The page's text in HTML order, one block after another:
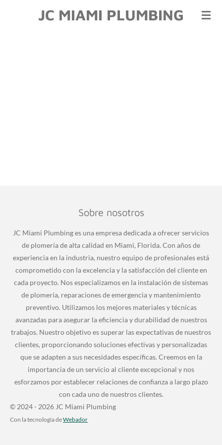
JC MIAMI PLUMBING
Sobre nosotros
JC Miami Plumbing es una empresa dedicada a ofrecer servicios
de plomería de alta calidad en Miami, Florida. Con años de
experiencia en la industria, nuestro equipo de profesionales está
comprometido con la excelencia y la satisfacción del cliente en
cada proyecto. Nos especializamos en la instalación de sistemas
de plomería, reparaciones de emergencia y mantenimiento
preventivo. Utilizamos los mejores materiales y técnicas
avanzadas para asegurar la eficiencia y durabilidad de nuestros
trabajos. Nuestro objetivo es superar las expectativas de nuestros
clientes, proporcionando soluciones efectivas y personalizadas
que se adapten a sus necesidades específicas. Creemos en la
importancia de un servicio al cliente excepcional y nos
esforzamos por establecer relaciones de confianza a largo plazo
con cada uno de nuestros clientes.
© 2024 - 2026 JC Miami Plumbing
Con la tecnología deWebador